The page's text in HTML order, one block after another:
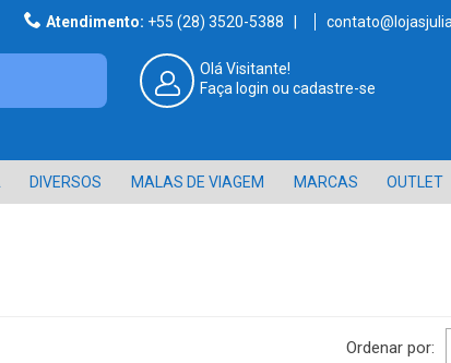
Atendimento: +55 (28) 3520-5388 |
Olá Visitante!
Faça login ou cadastre-se
DIVERSOS MALAS DE VIAGEM MARCAS OUTLET
Ordenar por: